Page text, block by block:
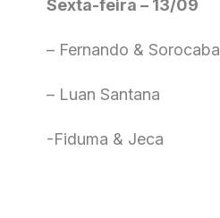
Sexta-feira – 13/09
– Fernando & Sorocaba
– Luan Santana
-Fiduma & Jeca